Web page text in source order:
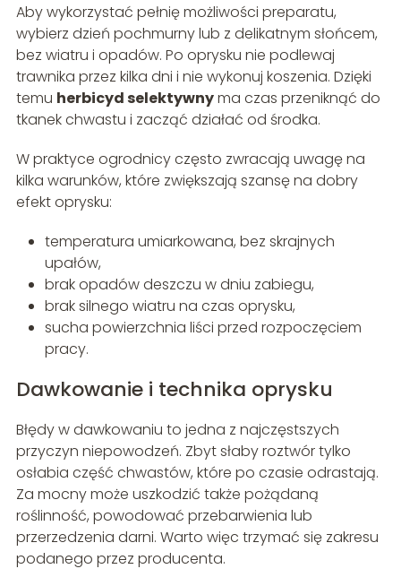
Aby wykorzystać pełnię możliwości preparatu,
wybierz dzień pochmurny lub z delikatnym słońcem,
bez wiatru i opadów. Po oprysku nie podlewaj
trawnika przez kilka dni i nie wykonuj koszenia. Dzięki
temu herbicyd selektywnyma czas przeniknąć do
tkanek chwastu i zacząć działać od środka.
W praktyce ogrodnicy często zwracają uwagę na
kilka warunków, które zwiększają szansę na dobry
efekt oprysku:
temperatura umiarkowana, bez skrajnych
upałów,
brak opadów deszczu w dniu zabiegu,
brak silnego wiatru na czas oprysku,
sucha powierzchnia liści przed rozpoczęciem
pracy.
Dawkowanie i technika oprysku
Błędy w dawkowaniu to jedna z najczęstszych
przyczyn niepowodzeń. Zbyt słaby roztwór tylko
osłabia część chwastów, które po czasie odrastają.
Za mocny może uszkodzić także pożądaną
roślinność, powodować przebarwienia lub
przerzedzenia darni. Warto więc trzymać się zakresu
podanego przez producenta.